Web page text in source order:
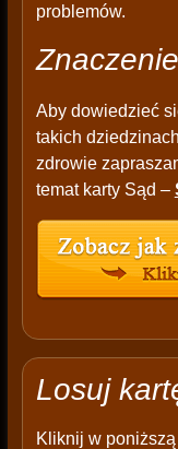
problemów.
Aby dowiedzieć
takich
zdrowie
temat karty Sąd –
Losuj
Kliknij w